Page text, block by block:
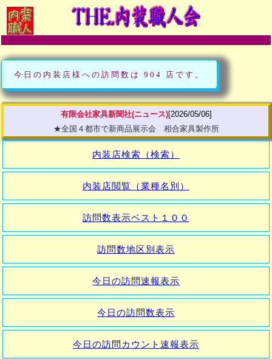
今日の内装店様への訪問数は 904 店です。
有限会社家具新聞社(ニュース)[2026/05/06]
★全国４都市で新商品展示会 相合家具製作所
内装店検索（検索）
内装店閲覧（業種名別）
訪問数表示ベスト１００
訪問数地区別表示
今日の訪問速報表示
今日の訪問数表示
今日の訪問カウント速報表示